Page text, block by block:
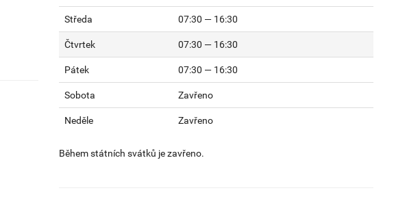
Středa 07:30 — 16:30
Čtvrtek 07:30 — 16:30
Pátek 07:30 — 16:30
Sobota Zavřeno
Neděle Zavřeno
Během státních svátků je zavřeno.